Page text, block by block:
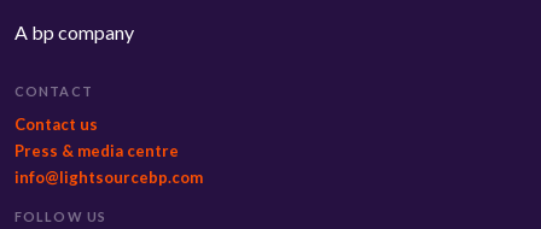
A bp company
CONTACT
Contact us
Press & media centre
info@lightsourcebp.com
FOLLOW US